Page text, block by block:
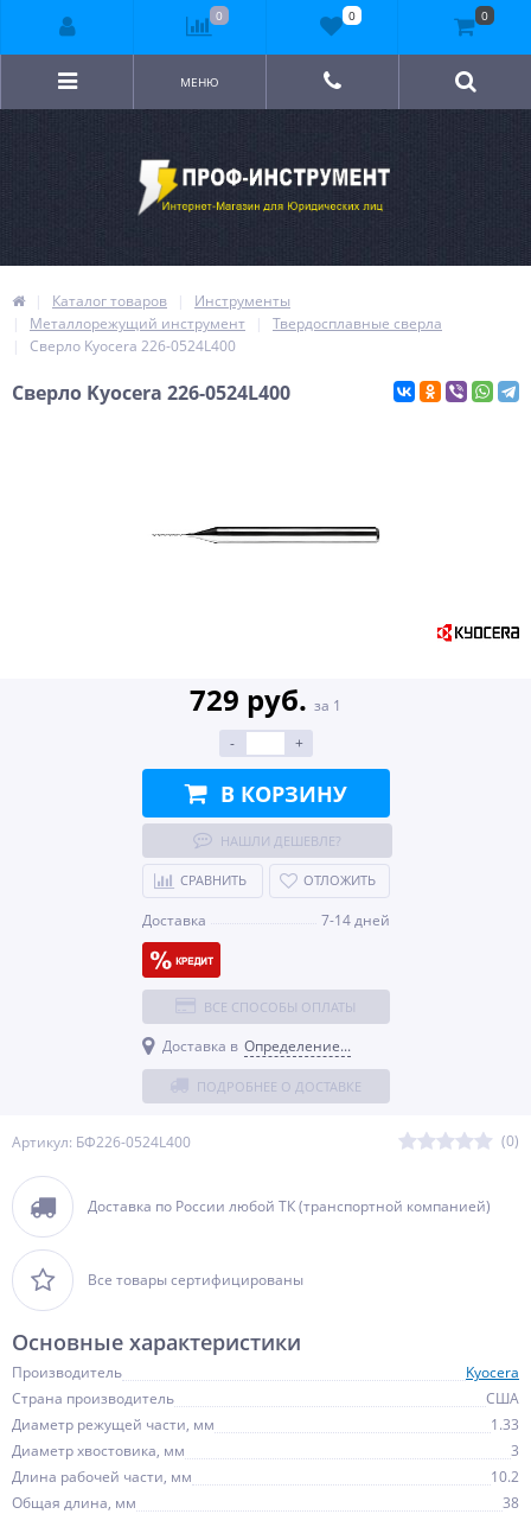
МЕНЮ
Каталог товаров
Инструменты
Металлорежущий инструмент
Твердосплавные сверла
Сверло Kyocera 226-0524L400
Сверло Kyocera 226-0524L400
Артикул: БФ226-0524L400 (0)
Доставка по России любой ТК (транспортной компанией)
Все товары сертифицированы
729 руб. за 1
-
+
В КОРЗИНУ
НАШЛИ ДЕШЕВЛЕ?
СРАВНИТЬ ОТЛОЖИТЬ
Доставка 7-14 дней
ВСЕ СПОСОБЫ ОПЛАТЫ
Доставка в Определение...
ПОДРОБНЕЕ О ДОСТАВКЕ
Основные характеристики
Производитель
Kyocera
Страна производитель
США
Диаметр режущей части, мм
1.33
Диаметр хвостовика, мм
3
Длина рабочей части, мм
10.2
Общая длина, мм
38
0 0 0